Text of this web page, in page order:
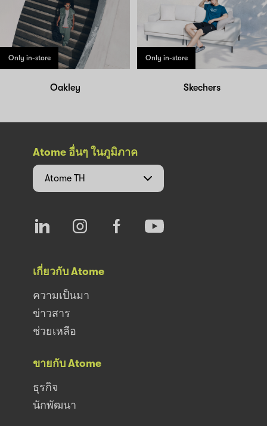
Only in-store
Oakley
Only in-store
Skechers
Atome อื่นๆ ในภูมิภาค
Atome TH
เกี่ยวกับ Atome
ความเป็นมา
ข่าวสาร
ช่วยเหลือ
ขายกับ Atome
ธุรกิจ
นักพัฒนา